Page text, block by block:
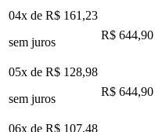
04x de R$ 161,23
sem juros
R$ 644,90
05x de R$ 128,98
sem juros
R$ 644,90
06x de R$ 107,48